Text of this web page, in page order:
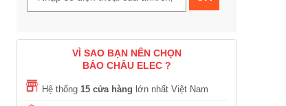
VÌ SAO BẠN NÊN CHỌN
BẢO CHÂU ELEC ?
Hệ thống 15 cửa hàng lớn nhất Việt Nam